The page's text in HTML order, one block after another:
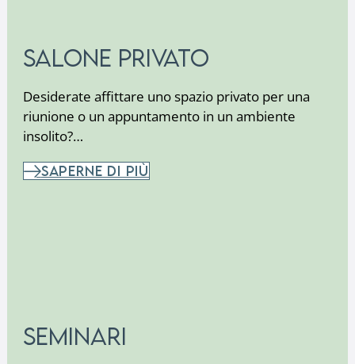
Salone privato
Desiderate affittare uno spazio privato per una
riunione o un appuntamento in un ambiente
insolito?…
SAPERNE DI PIÙ
Seminari